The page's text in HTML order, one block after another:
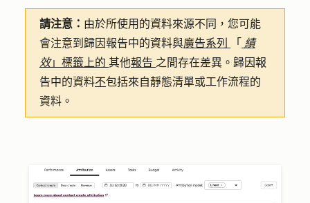
請注意： 由於所使用的資料來源不同，您可能
會注意到歸因報告中的資料與廣告系列 「 績
效」標籤上的 其他報告 之間存在差異。歸因報
告中的資料不包括來自靜態清單或工作流程的
資料。